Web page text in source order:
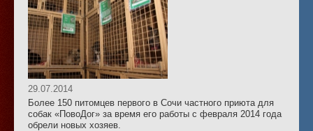
29.07.2014
Более 150 питомцев первого в Сочи частного приюта для
собак «ПовоДог» за время его работы с февраля 2014 года
обрели новых хозяев.